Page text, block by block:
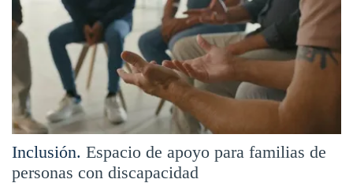
Inclusión. Espacio de apoyo para familias de
personas con discapacidad